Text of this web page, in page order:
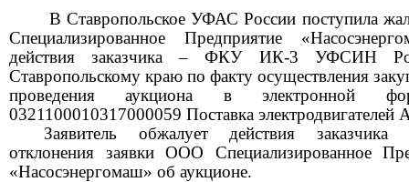
В Ставропольское УФАС России поступила
Специализированное Предприятие
действия заказчика – ФКУ ИК-3 УФСИН
Ставропольскому краю по факту осуществления
проведения аукциона в электронной
0321100010317000059 Поставка
Заявитель обжалует действия
отклонения заявки ООО Специализированное
«Насосэнергомаш» об аукционе.